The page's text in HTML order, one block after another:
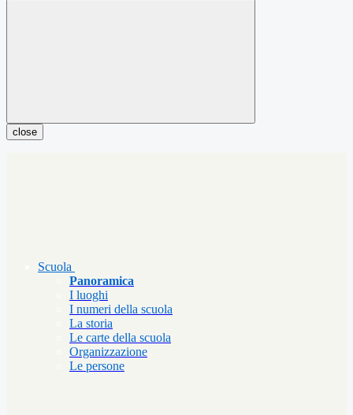
close
Scuola
Panoramica
I luoghi
I numeri della scuola
La storia
Le carte della scuola
Organizzazione
Le persone